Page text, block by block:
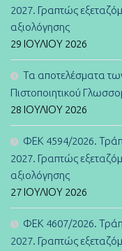
2027. Γραπτώς
αξιολόγησης
29 ΙΟΥΛΊΟΥ 2026
Τα αποτελέσματα
Πιστοποιητικού
28 ΙΟΥΛΊΟΥ 2026
ΦΕΚ 4594/2026.
2027. Γραπτώς
αξιολόγησης
27 ΙΟΥΛΊΟΥ 2026
ΦΕΚ 4607/2026.
2027. Γραπτώς